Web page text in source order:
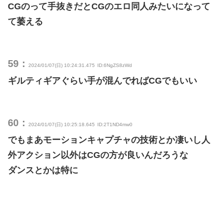
CGのって手抜きだとCGのエロ同人みたいになって
て萎える
59： 2024/01/07(日) 10:24:31.475 ID:6NgZS8zWd
ギルティギアぐらい手が混んでればCGでもいい
60： 2024/01/07(日) 10:25:18.645 ID:2T1ND4mw0
でもまあモーションキャプチャの技術とか凄いし人
外アクション以外はCGの方が良いんだろうな
ダンスとかは特に